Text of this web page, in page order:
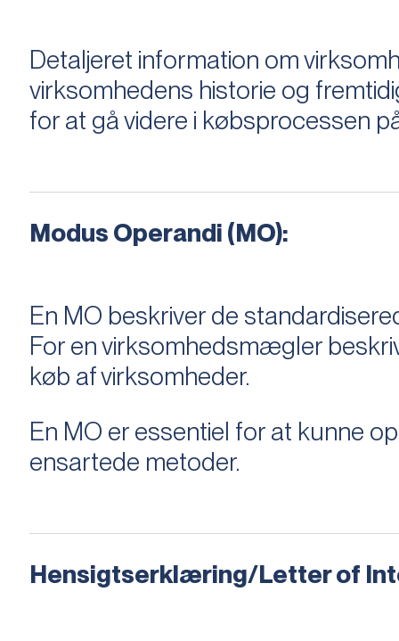
Detaljeret information om
virksomhedens historie og
for at gå videre i købsprocessen
Modus Operandi (MO):
En MO beskriver de
For en virksomhedsmægler
køb af virksomheder.
En MO er essentiel for at kunne
ensartede metoder.
Hensigtserklæring/Letter of